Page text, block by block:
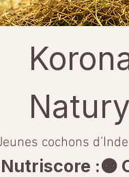
Natury
cochons
Nutriscore :🟠